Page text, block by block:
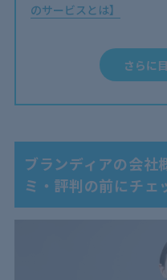
のサービスとは】
対応が早い
オプションサービス
3.4無名ブランドのアイ
4
口コミ・評判良好の
点は？
4.1買取できないものも
ブランディアの買取
ミ・評判の良い買取品は
さらに
ブランディアの会社
ミ・評判の前にチェ